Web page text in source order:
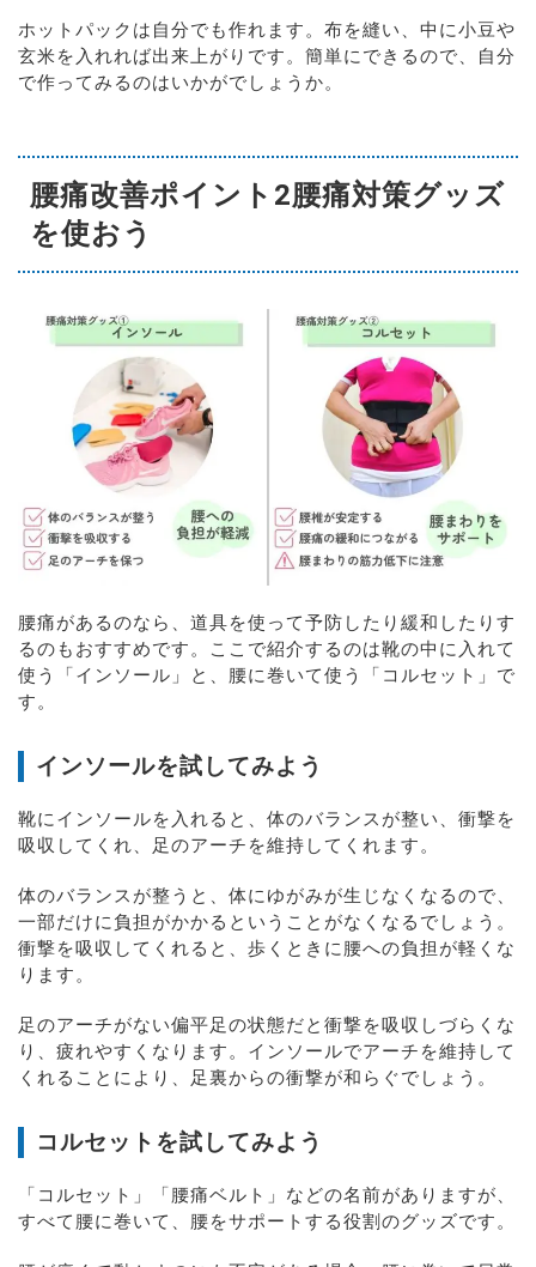
ホットパックは自分でも作れます。布を縫い、中に小豆や
玄米を入れれば出来上がりです。簡単にできるので、自分
で作ってみるのはいかがでしょうか。
腰痛改善ポイント2腰痛対策グッズ
を使おう
腰痛があるのなら、道具を使って予防したり緩和したりす
るのもおすすめです。ここで紹介するのは靴の中に入れて
使う「インソール」と、腰に巻いて使う「コルセット」で
す。
インソールを試してみよう
靴にインソールを入れると、体のバランスが整い、衝撃を
吸収してくれ、足のアーチを維持してくれます。
体のバランスが整うと、体にゆがみが生じなくなるので、
一部だけに負担がかかるということがなくなるでしょう。
衝撃を吸収してくれると、歩くときに腰への負担が軽くな
ります。
足のアーチがない偏平足の状態だと衝撃を吸収しづらくな
り、疲れやすくなります。インソールでアーチを維持して
くれることにより、足裏からの衝撃が和らぐでしょう。
コルセットを試してみよう
「コルセット」「腰痛ベルト」などの名前がありますが、
すべて腰に巻いて、腰をサポートする役割のグッズです。